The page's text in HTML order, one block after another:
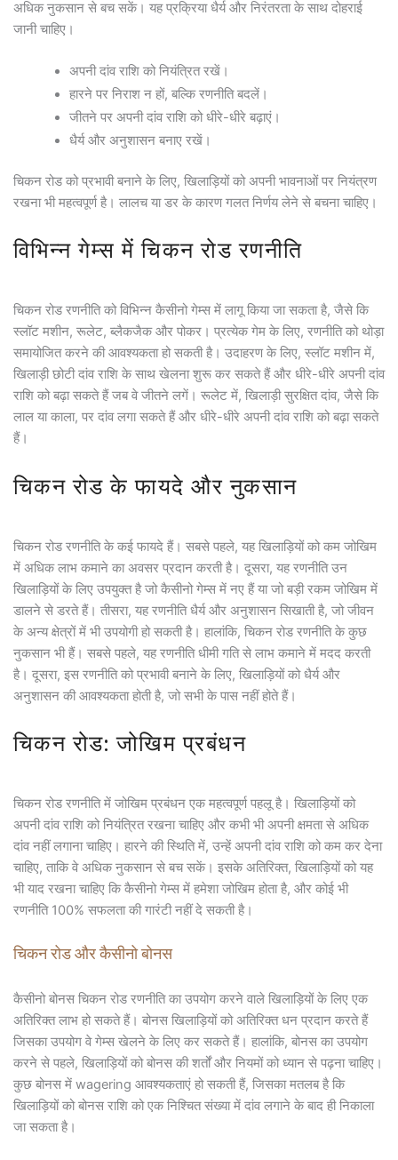
अधिक नुकसान से बच सकें। यह प्रक्रिया धैर्य और निरंतरता के साथ दोहराई
जानी चाहिए।
अपनी दांव राशि को नियंत्रित रखें।
हारने पर निराश न हों, बल्कि रणनीति बदलें।
जीतने पर अपनी दांव राशि को धीरे-धीरे बढ़ाएं।
धैर्य और अनुशासन बनाए रखें।
चिकन रोड को प्रभावी बनाने के लिए, खिलाड़ियों को अपनी भावनाओं पर नियंत्रण
रखना भी महत्वपूर्ण है। लालच या डर के कारण गलत निर्णय लेने से बचना चाहिए।
विभिन्न गेम्स में चिकन रोड रणनीति
चिकन रोड रणनीति को विभिन्न कैसीनो गेम्स में लागू किया जा सकता है, जैसे कि
स्लॉट मशीन, रूलेट, ब्लैकजैक और पोकर। प्रत्येक गेम के लिए, रणनीति को थोड़ा
समायोजित करने की आवश्यकता हो सकती है। उदाहरण के लिए, स्लॉट मशीन में,
खिलाड़ी छोटी दांव राशि के साथ खेलना शुरू कर सकते हैं और धीरे-धीरे अपनी दांव
राशि को बढ़ा सकते हैं जब वे जीतने लगें। रूलेट में, खिलाड़ी सुरक्षित दांव, जैसे कि
लाल या काला, पर दांव लगा सकते हैं और धीरे-धीरे अपनी दांव राशि को बढ़ा सकते
हैं।
चिकन रोड के फायदे और नुकसान
चिकन रोड रणनीति के कई फायदे हैं। सबसे पहले, यह खिलाड़ियों को कम जोखिम
में अधिक लाभ कमाने का अवसर प्रदान करती है। दूसरा, यह रणनीति उन
खिलाड़ियों के लिए उपयुक्त है जो कैसीनो गेम्स में नए हैं या जो बड़ी रकम जोखिम में
डालने से डरते हैं। तीसरा, यह रणनीति धैर्य और अनुशासन सिखाती है, जो जीवन
के अन्य क्षेत्रों में भी उपयोगी हो सकती है। हालांकि, चिकन रोड रणनीति के कुछ
नुकसान भी हैं। सबसे पहले, यह रणनीति धीमी गति से लाभ कमाने में मदद करती
है। दूसरा, इस रणनीति को प्रभावी बनाने के लिए, खिलाड़ियों को धैर्य और
अनुशासन की आवश्यकता होती है, जो सभी के पास नहीं होते हैं।
चिकन रोड: जोखिम प्रबंधन
चिकन रोड रणनीति में जोखिम प्रबंधन एक महत्वपूर्ण पहलू है। खिलाड़ियों को
अपनी दांव राशि को नियंत्रित रखना चाहिए और कभी भी अपनी क्षमता से अधिक
दांव नहीं लगाना चाहिए। हारने की स्थिति में, उन्हें अपनी दांव राशि को कम कर देना
चाहिए, ताकि वे अधिक नुकसान से बच सकें। इसके अतिरिक्त, खिलाड़ियों को यह
भी याद रखना चाहिए कि कैसीनो गेम्स में हमेशा जोखिम होता है, और कोई भी
रणनीति 100% सफलता की गारंटी नहीं दे सकती है।
चिकन रोड और कैसीनो बोनस
कैसीनो बोनस चिकन रोड रणनीति का उपयोग करने वाले खिलाड़ियों के लिए एक
अतिरिक्त लाभ हो सकते हैं। बोनस खिलाड़ियों को अतिरिक्त धन प्रदान करते हैं
जिसका उपयोग वे गेम्स खेलने के लिए कर सकते हैं। हालांकि, बोनस का उपयोग
करने से पहले, खिलाड़ियों को बोनस की शर्तों और नियमों को ध्यान से पढ़ना चाहिए।
कुछ बोनस में wagering आवश्यकताएं हो सकती हैं, जिसका मतलब है कि
खिलाड़ियों को बोनस राशि को एक निश्चित संख्या में दांव लगाने के बाद ही निकाला
जा सकता है।